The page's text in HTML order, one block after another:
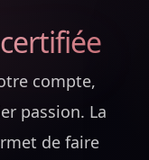
compte,
passion. La
de faire